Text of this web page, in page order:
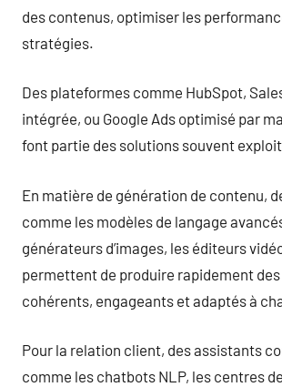
des contenus, optimiser les
stratégies.
Des plateformes comme HubSpot,
intégrée, ou Google Ads optimisé par
font partie des solutions souvent
En matière de génération de contenu,
comme les modèles de langage
générateurs d’images, les éditeurs
permettent de produire rapidement
cohérents, engageants et adaptés à
Pour la relation client, des assistants
comme les chatbots NLP, les centres